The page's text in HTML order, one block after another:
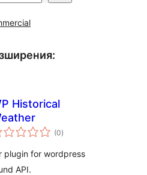
Historical
(0общо
оценки
)
plugin for wordpress
API.